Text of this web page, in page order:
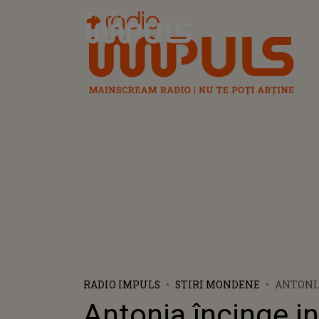
Radio Impuls
RADIO IMPULS STIRI MONDENE
TOTUL